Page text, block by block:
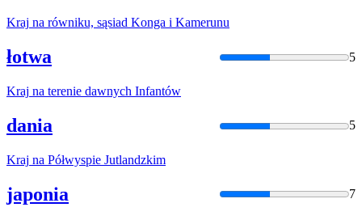
Kraj na równiku, sąsiad Konga i Kamerunu
łotwa 5
Kraj na terenie dawnych Infantów
dania 5
Kraj na Półwyspie Jutlandzkim
japonia 7